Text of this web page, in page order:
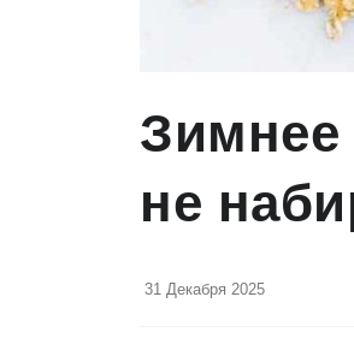
Зимнее
не
31 Декабря 2025